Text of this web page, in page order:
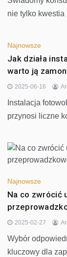
nie tylko kwestia
Najnowsze
Jak działa
warto ją
2025-06-16
Instalacja
przynosi liczne
Najnowsze
Na co zwrócić
2025-02-27
Wybór
kluczowy dla